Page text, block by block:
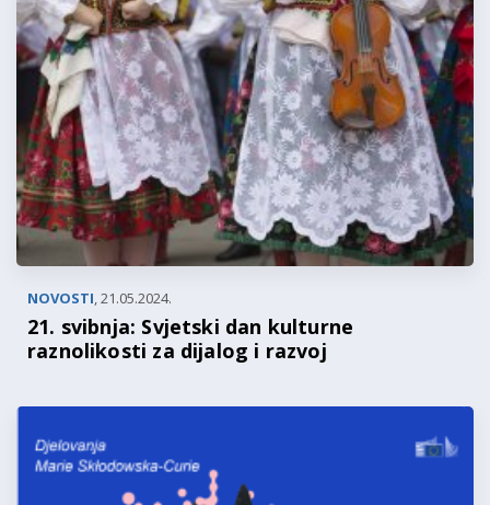
NOVOSTI,21.05.2024.
21. svibnja: Svjetski dan kulturne
raznolikosti za dijalog i razvoj